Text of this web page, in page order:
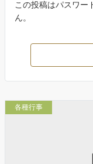
この投稿はパスワー
ん。
各種行事